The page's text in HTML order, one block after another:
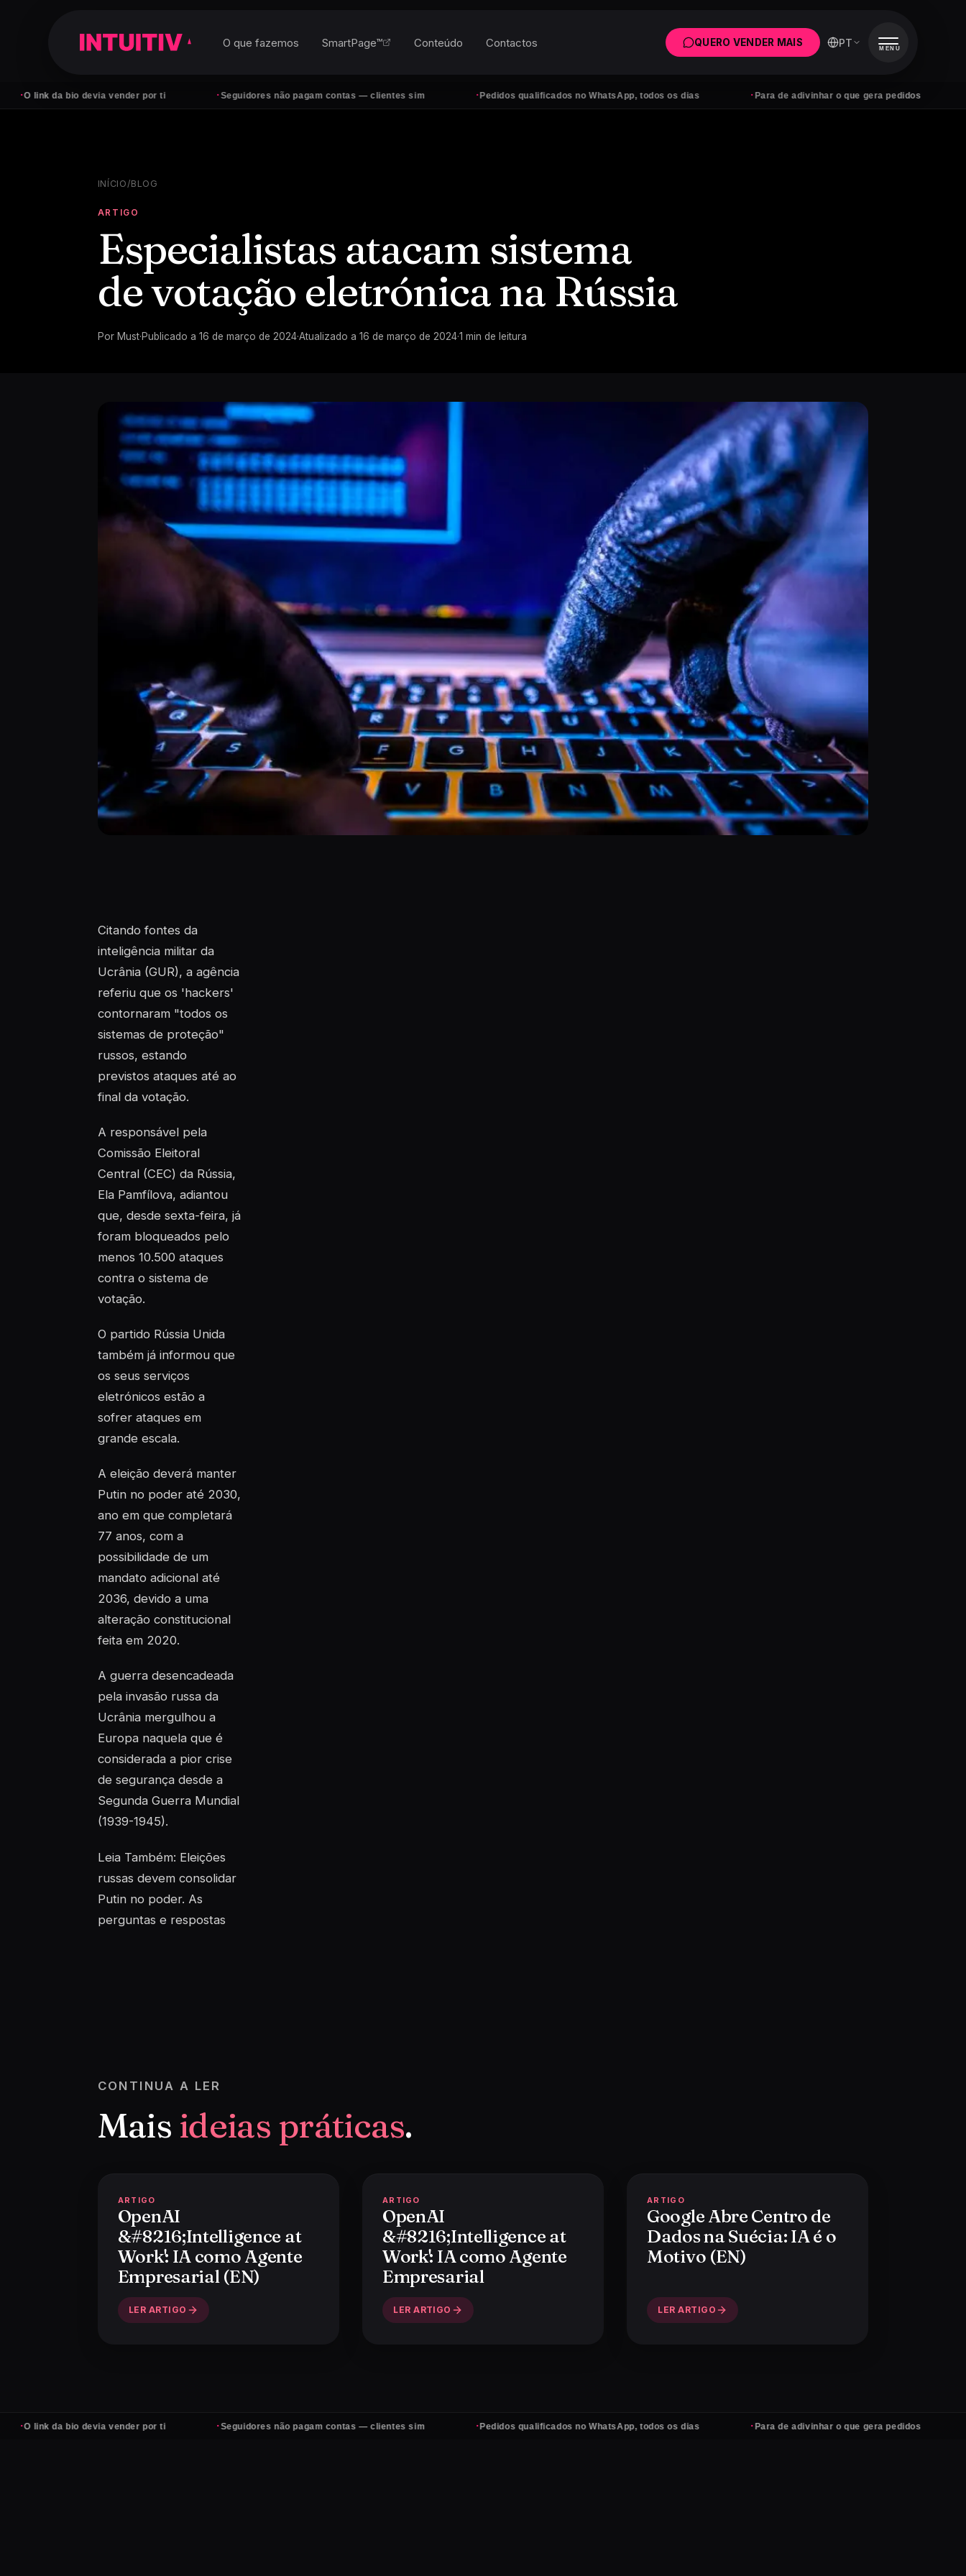
devia vender por ti ·Seguidores não pagam contas — clientes sim · Pedidos qualificados no WhatsApp, todos os dias ·Para de adivinhar o que gera pedidos ·Anúncios
O que fazemos SmartPage™ Conteúdo Contactos QUERO VENDER MAIS PT MENU
INÍCIO/BLOG
ARTIGO
Especialistas atacam sistema
de votação eletrónica na Rússia
Por Must·Publicado a 16 de março de 2024·Atualizado a 16 de março de 2024·1 min de leitura
Citando fontes da
inteligência militar da
Ucrânia (GUR), a agência
referiu que os 'hackers'
contornaram "todos os
sistemas de proteção"
russos, estando
previstos ataques até ao
final da votação.
A responsável pela
Comissão Eleitoral
Central (CEC) da Rússia,
Ela Pamfílova, adiantou
que, desde sexta-feira, já
foram bloqueados pelo
menos 10.500 ataques
contra o sistema de
votação.
O partido Rússia Unida
também já informou que
os seus serviços
eletrónicos estão a
sofrer ataques em
grande escala.
A eleição deverá manter
Putin no poder até 2030,
ano em que completará
77 anos, com a
possibilidade de um
mandato adicional até
2036, devido a uma
alteração constitucional
feita em 2020.
A guerra desencadeada
pela invasão russa da
Ucrânia mergulhou a
Europa naquela que é
considerada a pior crise
de segurança desde a
Segunda Guerra Mundial
(1939-1945).
Leia Também: Eleições
russas devem consolidar
Putin no poder. As
perguntas e respostas
CONTINUA A LER
Mais ideias práticas.
ARTIGO
OpenAI
&#8216;Intelligence at
Work': IA como Agente
Empresarial (EN)
LER ARTIGO
ARTIGO
OpenAI
&#8216;Intelligence at
Work': IA como Agente
Empresarial
LER ARTIGO
ARTIGO
Google Abre Centro de
Dados na Suécia: IA é o
Motivo (EN)
LER ARTIGO
devia vender por ti ·Seguidores não pagam contas — clientes sim · Pedidos qualificados no WhatsApp, todos os dias ·Para de adivinhar o que gera pedidos ·Anúncios